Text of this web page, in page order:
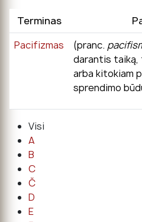
Terminas
Pacifizmas
(pranc.
darantis taiką,
arba kitokiam
sprendimo
Visi
A
B
C
Č
D
E